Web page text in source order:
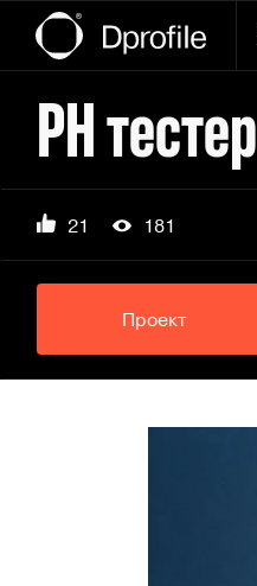
PH тестер
21 181
Проект